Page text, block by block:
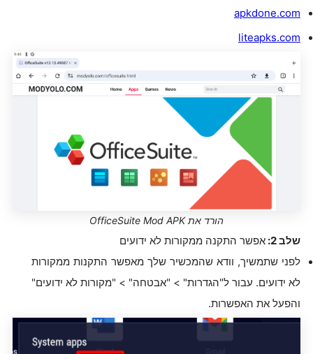
apkdone.com
liteapks.com
הורד את OfficeSuite Mod APK
שלב 2:
אפשר התקנה ממקורות לא ידועים
לפני שתמשיך, וודא שהמכשיר שלך מאפשר התקנות ממקורות
לא ידועים. עבור ל"הגדרות" > "אבטחה" > "מקורות לא ידועים"
והפעל את האפשרות.